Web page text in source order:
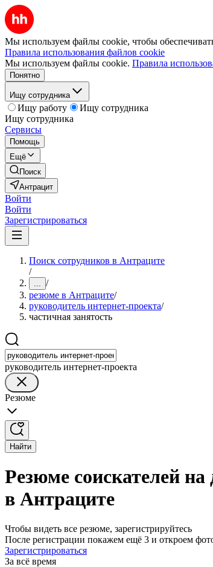
Мы используем файлы cookie, чтобы
Правила использования файлов cookie
Мы используем файлы cookie. Правила
Понятно
Ищу сотрудника
Ищу работу
Ищу сотрудника
Ищу сотрудника
Сервисы
Помощь
Ещё
Поиск
Антрацит
Войти
Войти
Зарегистрироваться
Поиск сотрудников в Антраците
/
... /
резюме в Антраците/
руководитель интернет-проекта/
частичная занятость
руководитель интернет-проекта
Резюме
Найти
Резюме соискателей
в Антраците
Чтобы видеть все резюме, зарегистрируйтесь
После регистрации покажем ещё 3 и откроем
Зарегистрироваться
За всё время